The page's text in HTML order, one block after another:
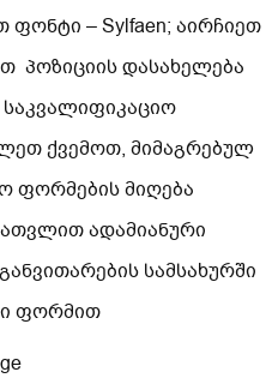
ფონტი – Sylfaen; აირჩიეთ
პოზიციის დასახელება
ქვემოთ, მიმაგრებულ
ფორმების მიღება
ადამიანური
სამსახურში
ფორმით